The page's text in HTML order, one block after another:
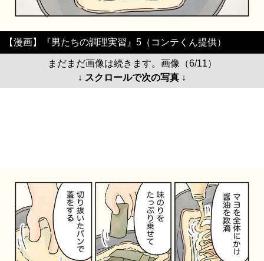
【漫画】『男たちの調理実習』5（コンテくん提供）
まだまだ画像は続きます。画像（6/11）
↓ スクロールで次の写真 ↓